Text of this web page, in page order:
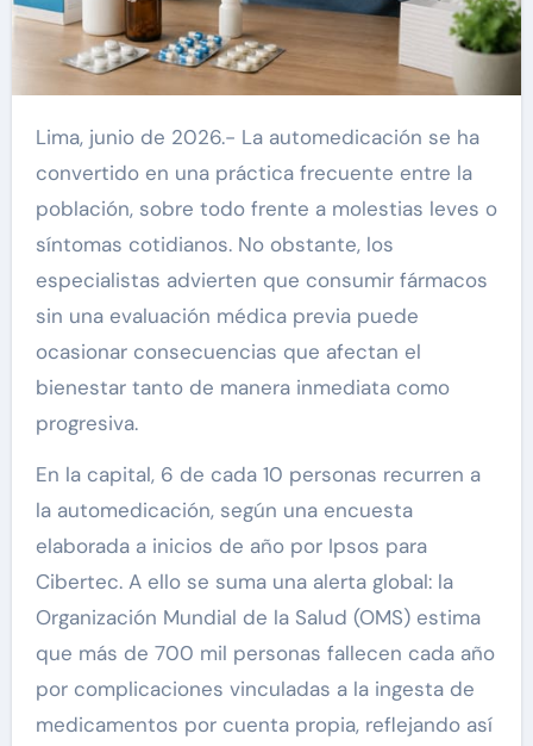
Lima, junio de 2026.- La automedicación se ha
convertido en una práctica frecuente entre la
población, sobre todo frente a molestias leves o
síntomas cotidianos. No obstante, los
especialistas advierten que consumir fármacos
sin una evaluación médica previa puede
ocasionar consecuencias que afectan el
bienestar tanto de manera inmediata como
progresiva.
En la capital, 6 de cada 10 personas recurren a
la automedicación, según una encuesta
elaborada a inicios de año por Ipsos para
Cibertec. A ello se suma una alerta global: la
Organización Mundial de la Salud (OMS) estima
que más de 700 mil personas fallecen cada año
por complicaciones vinculadas a la ingesta de
medicamentos por cuenta propia, reflejando así